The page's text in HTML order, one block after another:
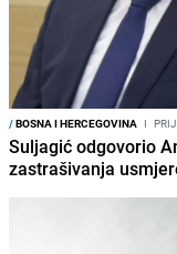
/BOSNA I HERCEGOVINA I
Suljagić odgovorio
zastrašivanja